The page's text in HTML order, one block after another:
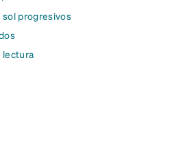
progresivos
lectura